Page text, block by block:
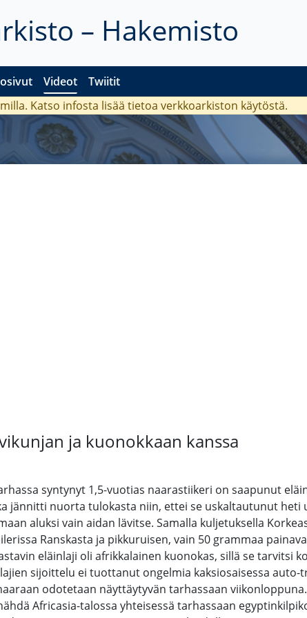
– Hakemisto
Videot Twiitit
Katso infosta lisää tietoa verkkoarkiston käytöstä.
ja kuonokkaan kanssa
syntynyt 1,5-vuotias naarastiikeri on saapunut
jännitti nuorta tulokasta niin, ettei se uskaltautunut heti
aluksi vain aidan lävitse. Samalla kuljetuksella
Ranskasta ja pikkuruisen, vain 50 grammaa
eläinlaji oli afrikkalainen kuonokas, sillä se tarvitsi
sijoittelu ei tuottanut ongelmia kaksiosaisessa auto-
odotetaan näyttäytyvän tarhassaan
Africasia-talossa yhteisessä tarhassaan